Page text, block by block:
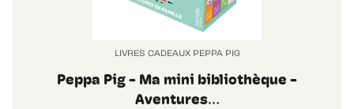
LIVRES CADEAUX PEPPA PIG
Peppa Pig - Ma mini bibliothèque -
Aventures…